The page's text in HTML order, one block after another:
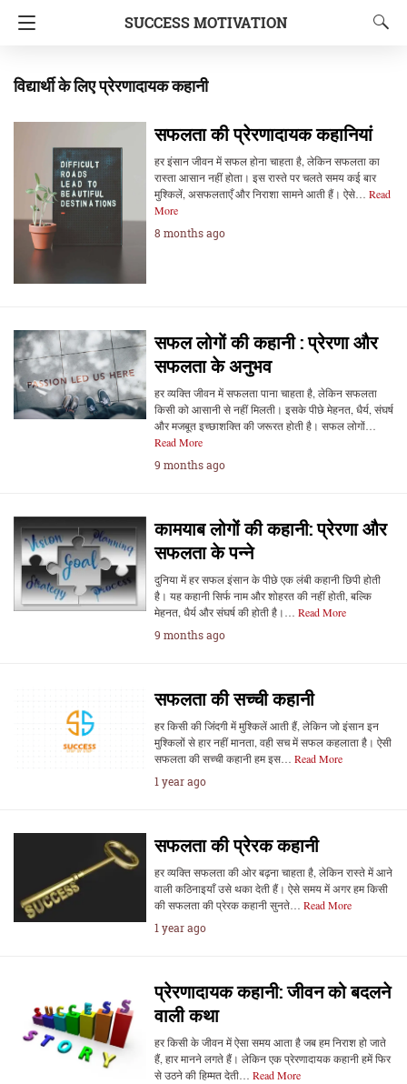
SUCCESS MOTIVATION
विद्यार्थी के लिए प्रेरणादायक कहानी
सफलता की प्रेरणादायक कहानियां
हर इंसान जीवन में सफल होना चाहता है, लेकिन सफलता का
रास्ता आसान नहीं होता। इस रास्ते पर चलते समय कई बार
मुश्किलें, असफलताएँ और निराशा सामने आती हैं। ऐसे… Read
More
8 months ago
सफल लोगों की कहानी : प्रेरणा और
सफलता के अनुभव
हर व्यक्ति जीवन में सफलता पाना चाहता है, लेकिन सफलता
किसी को आसानी से नहीं मिलती। इसके पीछे मेहनत, धैर्य, संघर्ष
और मजबूत इच्छाशक्ति की जरूरत होती है। सफल लोगों…
Read More
9 months ago
कामयाब लोगों की कहानी: प्रेरणा और
सफलता के पन्ने
दुनिया में हर सफल इंसान के पीछे एक लंबी कहानी छिपी होती
है। यह कहानी सिर्फ नाम और शोहरत की नहीं होती, बल्कि
मेहनत, धैर्य और संघर्ष की होती है।… Read More
9 months ago
सफलता की सच्ची कहानी
हर किसी की जिंदगी में मुश्किलें आती हैं, लेकिन जो इंसान इन
मुश्किलों से हार नहीं मानता, वही सच में सफल कहलाता है। ऐसी
सफलता की सच्ची कहानी हम इस… Read More
1 year ago
सफलता की प्रेरक कहानी
हर व्यक्ति सफलता की ओर बढ़ना चाहता है, लेकिन रास्ते में आने
वाली कठिनाइयाँ उसे थका देती हैं। ऐसे समय में अगर हम किसी
की सफलता की प्रेरक कहानी सुनते… Read More
1 year ago
प्रेरणादायक कहानी: जीवन को बदलने
वाली कथा
हर किसी के जीवन में ऐसा समय आता है जब हम निराश हो जाते
हैं, हार मानने लगते हैं। लेकिन एक प्रेरणादायक कहानी हमें फिर
से उठने की हिम्मत देती… Read More